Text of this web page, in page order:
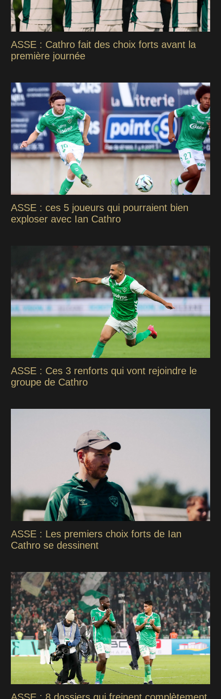
ASSE : Cathro fait des choix forts avant la
première journée
ASSE : ces 5 joueurs qui pourraient bien
exploser avec Ian Cathro
ASSE : Ces 3 renforts qui vont rejoindre le
groupe de Cathro
ASSE : Les premiers choix forts de Ian
Cathro se dessinent